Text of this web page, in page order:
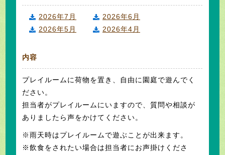
2026年7月
2026年6月
2026年5月
2026年4月
内容
プレイルームに荷物を置き、自由に園庭で遊んでく
ださい。
担当者がプレイルームにいますので、質問や相談が
ありましたら声をかけてください。
※雨天時はプレイルームで遊ぶことが出来ます。
※飲食をされたい場合は担当者にお声掛けくださ